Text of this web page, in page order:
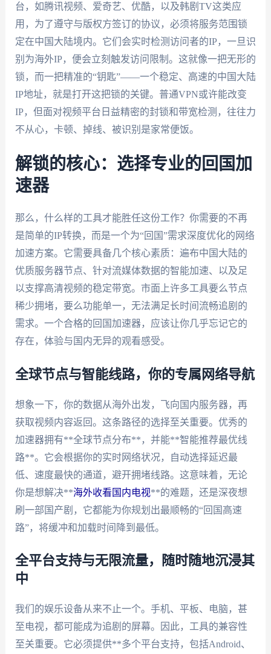
台，如腾讯视频、爱奇艺、优酷，以及韩剧TV这类应
用，为了遵守与版权方签订的协议，必须将服务范围锁
定在中国大陆境内。它们会实时检测访问者的IP，一旦识
别为海外IP，便会立刻触发访问限制。这就像一把无形的
锁，而一把精准的“钥匙”——一个稳定、高速的中国大陆
IP地址，就是打开这把锁的关键。普通VPN或许能改变
IP，但面对视频平台日益精密的封锁和带宽检测，往往力
不从心，卡顿、掉线、被识别是家常便饭。
解锁的核心：选择专业的回国加
速器
那么，什么样的工具才能胜任这份工作？你需要的不再
是简单的IP转换，而是一个为“回国”需求深度优化的网络
加速方案。它需要具备几个核心素质：遍布中国大陆的
优质服务器节点、针对流媒体数据的智能加速、以及足
以支撑高清视频的稳定带宽。市面上许多工具要么节点
稀少拥堵，要么功能单一，无法满足长时间流畅追剧的
需求。一个合格的回国加速器，应该让你几乎忘记它的
存在，体验与国内无异的观看感受。
全球节点与智能线路，你的专属网络导航
想象一下，你的数据从海外出发，飞向国内服务器，再
获取视频内容返回。这条路径的选择至关重要。优秀的
加速器拥有**全球节点分布**，并能**智能推荐最优线
路**。它会根据你的实时网络状况，自动选择延迟最
低、速度最快的通道，避开拥堵线路。这意味着，无论
你是想解决**海外收看国内电视**的难题，还是深夜想
刷一部国产剧，它都能为你规划出最顺畅的“回国高速
路”，将缓冲和加载时间降到最低。
全平台支持与无限流量，随时随地沉浸其
中
我们的娱乐设备从来不止一个。手机、平板、电脑，甚
至电视，都可能成为追剧的屏幕。因此，工具的兼容性
至关重要。它必须提供**多个平台支持，包括Android、